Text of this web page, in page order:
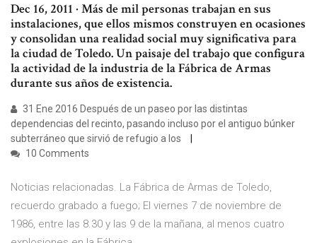
Dec 16, 2011 · Más de mil personas trabajan en sus
instalaciones, que ellos mismos construyen en ocasiones
y consolidan una realidad social muy significativa para
la ciudad de Toledo. Un paisaje del trabajo que configura
la actividad de la industria de la Fábrica de Armas
durante sus años de existencia.
31 Ene 2016 Después de un paseo por las distintas
dependencias del recinto, pasando incluso por el antiguo búnker
subterráneo que sirvió de refugio a los
10 Comments
Noticias relacionadas. La Fábrica de Armas de Toledo,
recuerdo grabado a fuego; El viernes 7 de noviembre de
1986, entre las 8.30 y las 9 de la mañana, al menos cuatro